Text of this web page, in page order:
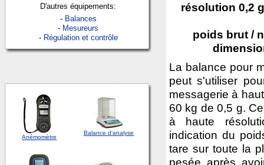
D'autres équipements:
- Balances
- Mesureurs
- Régulation et contrôle
Anémomètre
Balance d'analyse
résolution 0,2
poids brut /
La balance pour
peut s'utiliser
messagerie à
60 kg de 0,5 g.
à haute
indication du
tare sur toute la
pesée après